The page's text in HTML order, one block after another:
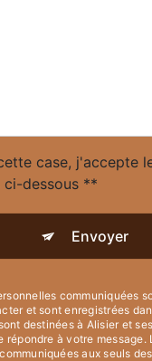
case, j'accepte
ci-dessous **
Envoyer
communiquées
et sont enregistrées
destinées à Alisier et
répondre à votre message.
aux seuls